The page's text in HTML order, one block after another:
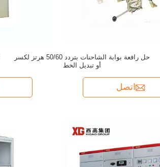
حل رافعة بوابة الشاحنات بتردد 50/60 هرتز لكسر
أو تبديل الخط
اتصل